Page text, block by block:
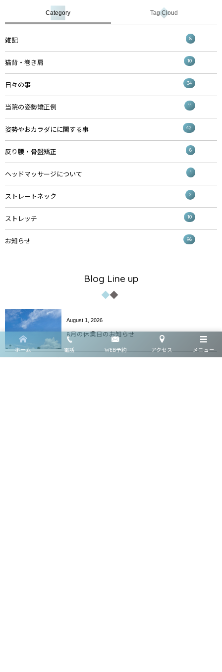
Category Tag Cloud
雑記 8
猫背・巻き肩 10
日々の事 34
当院の姿勢矯正例 11
姿勢やおカラダにに関する事 42
反り腰・骨盤矯正 8
ヘッドマッサージについて 1
ストレートネック 2
ストレッチ 10
お知らせ 96
Blog Line up
August 1 2026
8月の休業日のお知らせ
メニュー
ホーム 電話 WEB予約 アクセス